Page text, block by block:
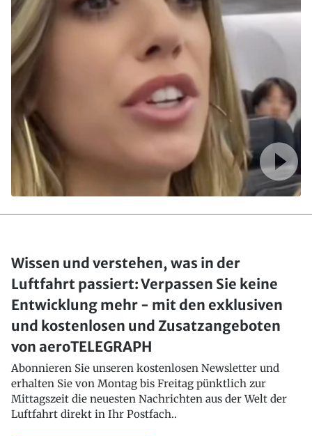
Wissen und verstehen, was in der
Luftfahrt passiert: Verpassen Sie keine
Entwicklung mehr - mit den exklusiven
und kostenlosen und Zusatzangeboten
von aeroTELEGRAPH
Abonnieren Sie unseren kostenlosen Newsletter und
erhalten Sie von Montag bis Freitag pünktlich zur
Mittagszeit die neuesten Nachrichten aus der Welt der
Luftfahrt direkt in Ihr Postfach..